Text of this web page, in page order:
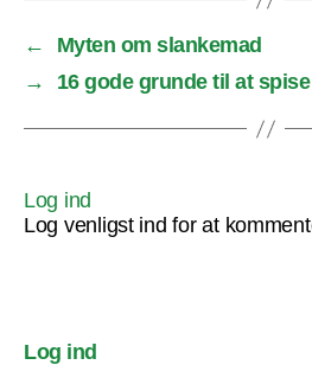
←
Myten om slankemad
→
16 gode grunde til at
Log ind
Log venligst ind for at
Log ind